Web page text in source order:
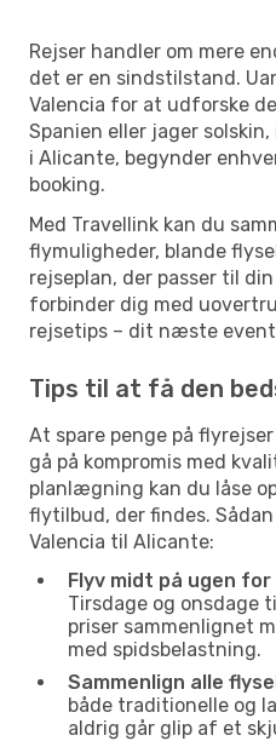
Rejser handler om mere
det er en sindstilstand.
Valencia for at udforske
Spanien eller jager
i Alicante, begynder
booking.
Med Travellink kan du
flymuligheder, blande
rejseplan, der passer til
forbinder dig med
rejsetips – dit næste
Tips til at få den
At spare penge på
gå på kompromis med
planlægning kan du låse
flytilbud, der findes.
Valencia til Alicante:
Flyv midt på ugen
Tirsdage og onsdage
priser sammenlignet
med spidsbelastning.
Sammenlign alle
både traditionelle og
aldrig går glip af et